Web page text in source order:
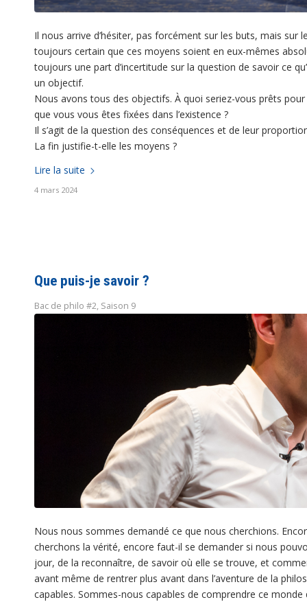
Il nous arrive d’hésiter, pas forcément sur les buts, mais sur
toujours certain que ces moyens soient en eux-mêmes
toujours une part d’incertitude sur la question de savoir ce
un objectif.
Nous avons tous des objectifs. À quoi seriez-vous prêts
que vous vous êtes fixées dans l’existence ?
Il s’agit de la question des conséquences et de leur
La fin justifie-t-elle les moyens ?
Lire la suite
4 mars 2024
Que puis-je savoir ?
Bac de philo #2, Saison 9
Nous nous sommes demandé ce que nous cherchions.
cherchons la vérité, encore faut-il se demander si nous
jour, de la reconnaître, de savoir où elle se trouve, et
avant même de rentrer plus avant dans l’aventure de la
capables. Sommes-nous capables de comprendre ce